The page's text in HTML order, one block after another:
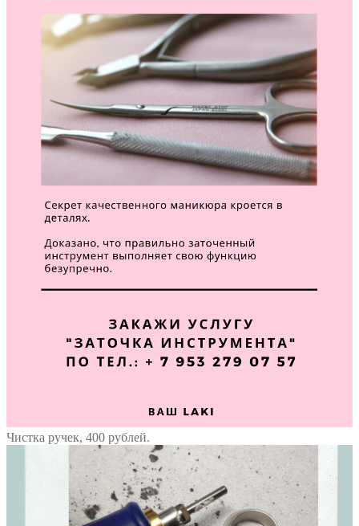
Чистка ручек, 400 рублей.